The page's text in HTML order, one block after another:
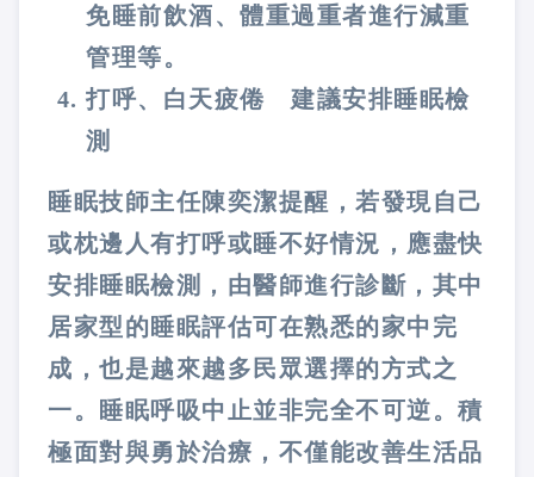
免睡前飲酒、體重過重者進行減重
管理等。
打呼、白天疲倦 建議安排睡眠檢
測
睡眠技師主任陳奕潔提醒，若發現自己
或枕邊人有打呼或睡不好情況，應盡快
安排睡眠檢測，由醫師進行診斷，其中
居家型的睡眠評估可在熟悉的家中完
成，也是越來越多民眾選擇的方式之
一。睡眠呼吸中止並非完全不可逆。積
極面對與勇於治療，不僅能改善生活品